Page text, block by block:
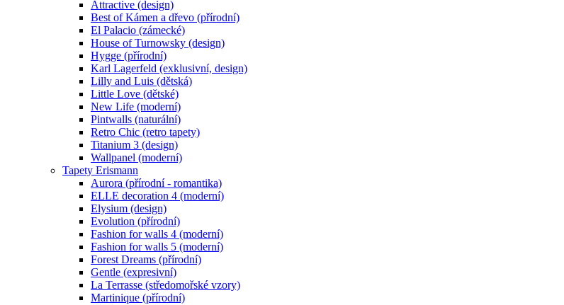
Attractive (design)
Best of Kámen a dřevo (přírodní)
El Palacio (zámecké)
House of Turnowsky (design)
Hygge (přírodní)
Karl Lagerfeld (exklusivní, design)
Lilly and Luis (dětská)
Little Love (dětské)
New Life (moderní)
Pintwalls (naturální)
Retro Chic (retro tapety)
Titanium 3 (design)
Wallpanel (moderní)
Tapety Erismann
Aurora (přírodní - romantika)
ELLE decoration 4 (moderní)
Elysium (design)
Evolution (přírodní)
Fashion for walls 4 (moderní)
Fashion for walls 5 (moderní)
Forest Dreams (přírodní)
Gentle (expresivní)
La Terrasse (středomořské vzory)
Martinique (přírodní)